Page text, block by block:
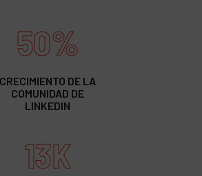
50%
CRECIMIENTO DE LA
COMUNIDAD DE
LINKEDIN
13K